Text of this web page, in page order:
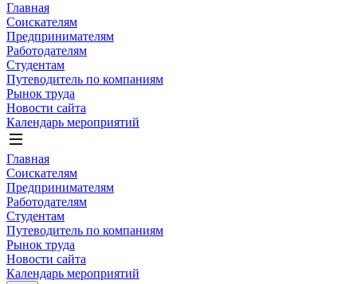
Главная
Соискателям
Предпринимателям
Работодателям
Студентам
Путеводитель по компаниям
Рынок труда
Новости сайта
Календарь мероприятий
Главная
Соискателям
Предпринимателям
Работодателям
Студентам
Путеводитель по компаниям
Рынок труда
Новости сайта
Календарь мероприятий